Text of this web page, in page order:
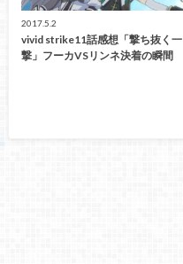
2017.5.2
vivid strike11話感想「撃ち抜く一
撃」フーカVSリンネ決着の瞬間